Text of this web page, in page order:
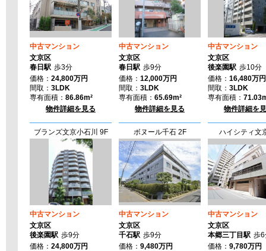
2026年03月24日
2026年03月10日
2026年03月03日
2025年12月23日
2025年12月23日
2025年12月12日
2025年11月25日
2025年11月25日
中古マンション
文京区
春日駅 歩3分
価格： 24,800万円
間取： 3LDK
専有面積： 86.86m²
物件詳細を見る
中古マンション
文京区
春日駅 歩9分
価格： 12,000万円
間取： 3LDK
専有面積： 65.69m²
物件詳細を見る
中古マンション
文京区
後楽園駅 歩10分
価格： 16,480万円
間取： 3LDK
専有面積：
物件詳細を
ブランズ文京小石川 9F
中古マンション
文京区
後楽園駅 歩9分
価格： 24,800万円
ボヌール千石 2F
中古マンション
文京区
千石駅 歩9分
価格： 9,480万円
ハイシティ文
中古マンション
文京区
本郷三丁目駅 歩6
価格： 9,780万円